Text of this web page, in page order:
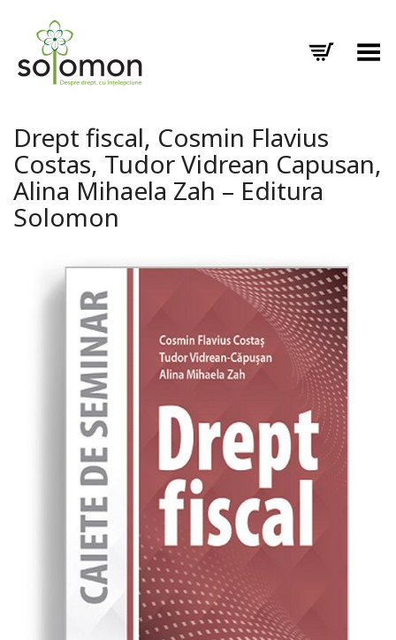
Toggle Menu
Drept fiscal, Cosmin Flavius
Costas, Tudor Vidrean Capusan,
Alina Mihaela Zah – Editura
Solomon